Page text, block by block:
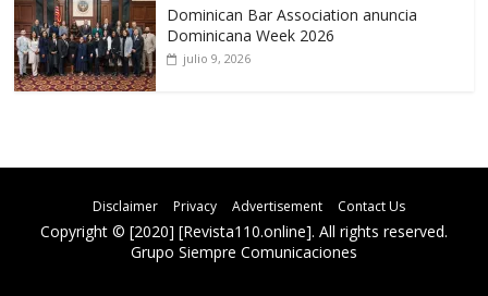
Dominican Bar Association anuncia
Dominicana Week 2026
julio 9, 2026
Disclaimer Privacy Advertisement Contact Us
Copyright © [2020] [Revista110.online]. All rights reserved.
Grupo Siempre Comunicaciones